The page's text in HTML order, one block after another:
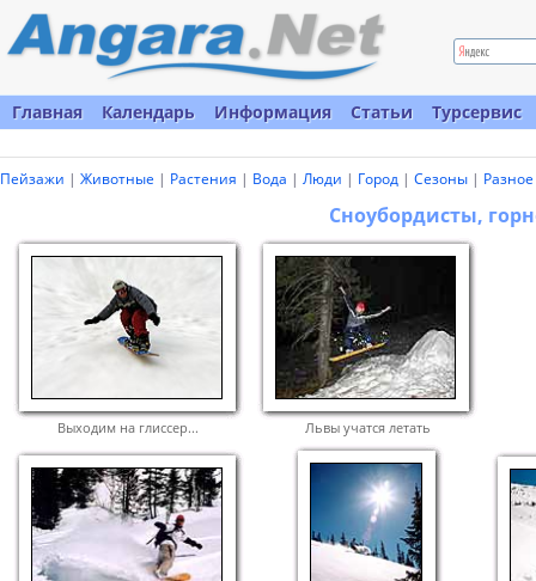
Главная Календарь Информация Статьи Турсервис
Пейзажи | Животные | Растения | Вода | Люди | Город | Сезоны | Разное
Сноубордисты,
Выходим на глиссер... Львы учатся летать